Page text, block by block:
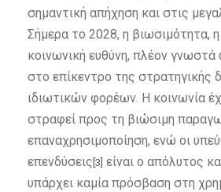
σημαντική απήχηση και στις
Σήμερα το 2028, η βιωσιμότητα, η
κοινωνική ευθύνη, πλέον
στο επίκεντρο της στρατηγικής
ιδιωτικών φορέων. Η κοινωνία
στραφεί προς τη βιώσιμη
επαναχρησιμοποίηση, ενώ οι
επενδύσεις [3] είναι ο απόλυτος
υπάρχει καμία πρόσβαση στη